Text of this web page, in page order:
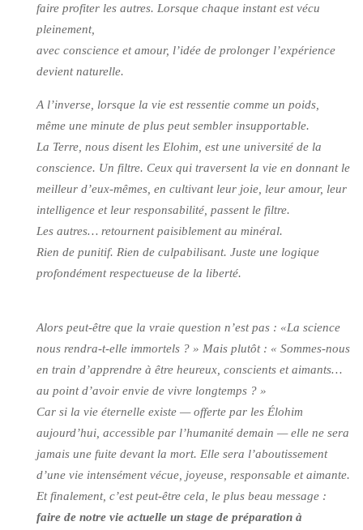
faire profiter les autres. Lorsque chaque instant est vécu
pleinement,
avec conscience et amour, l’idée de prolonger l’expérience
devient naturelle.
A l’inverse, lorsque la vie est ressentie comme un poids,
même une minute de plus peut sembler insupportable.
La Terre, nous disent les Elohim, est une université de la
conscience. Un filtre. Ceux qui traversent la vie en donnant le
meilleur d’eux-mêmes, en cultivant leur joie, leur amour, leur
intelligence et leur responsabilité, passent le filtre.
Les autres… retournent paisiblement au minéral.
Rien de punitif. Rien de culpabilisant. Juste une logique
profondément respectueuse de la liberté.
Alors peut-être que la vraie question n’est pas : «La science
nous rendra-t-elle immortels ? » Mais plutôt : « Sommes-nous
en train d’apprendre à être heureux, conscients et aimants…
au point d’avoir envie de vivre longtemps ? »
Car si la vie éternelle existe — offerte par les Élohim
aujourd’hui, accessible par l’humanité demain — elle ne sera
jamais une fuite devant la mort. Elle sera l’aboutissement
d’une vie intensément vécue, joyeuse, responsable et aimante.
Et finalement, c’est peut-être cela, le plus beau message :
faire de notre vie actuelle un stage de préparation à